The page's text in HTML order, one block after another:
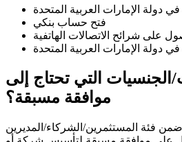
في دولة الإمارات العربية المتحدة
فتح حساب بنكي
على شرائح الاتصالات الهاتفية
دولة الإمارات العربية المتحدة
الجنسيات التي تحتاج إلى
موافقة مسبقة؟
ضمن فئة المستثمرين/الشركاء/المديرين